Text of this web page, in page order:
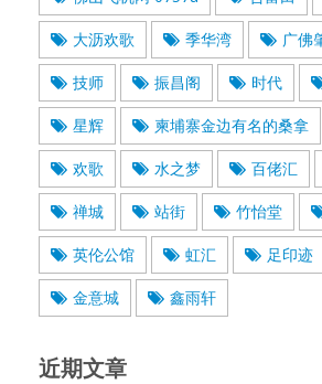
大沥欢歌 季华湾 广佛
技师 振昌阁 时代
星辉 柬埔寨金边有名的桑拿
欢歌 水之梦 百佬汇
禅城 站街 竹怡堂
英伦公馆 虹汇 足印迹
金意城 鑫雨轩
近期文章